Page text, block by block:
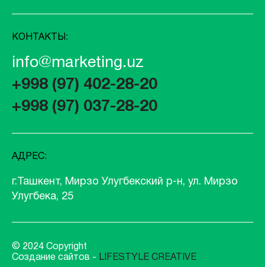
КОНТАКТЫ:
info@marketing.uz
+998 (97) 402-28-20
+998 (97) 037-28-20
АДРЕС:
г.Ташкент, Мирзо Улугбекский р-н, ул. Мирзо
Улугбека, 25
© 2024 Copyright
Создание сайтов - LIFESTYLE CREATIVE